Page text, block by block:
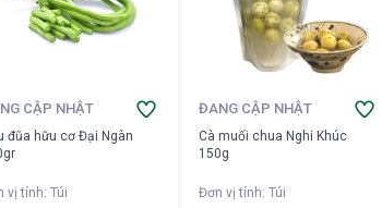
CẬP NHẬT
đũa hữu cơ Đại Ngàn
vị tính: Túi
ĐANG CẬP NHẬT
Cà muối chua Nghi Khúc
150g
Đơn vị tính: Túi